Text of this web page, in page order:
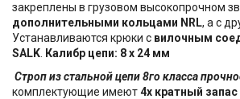
закреплены в грузовом высокопрочном
дополнительными кольцами NRL, а с
Устанавливаются крюки с вилочным
SALK Калибр цепи: 8 х 24 мм
Строп из стальной цепи 8го класса
комплектующие имеют4х кратный